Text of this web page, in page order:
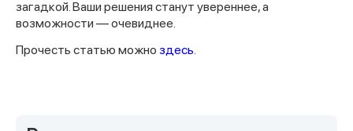
загадкой. Ваши решения станут увереннее, а
возможности — очевиднее.
Прочесть статью можно здесь.